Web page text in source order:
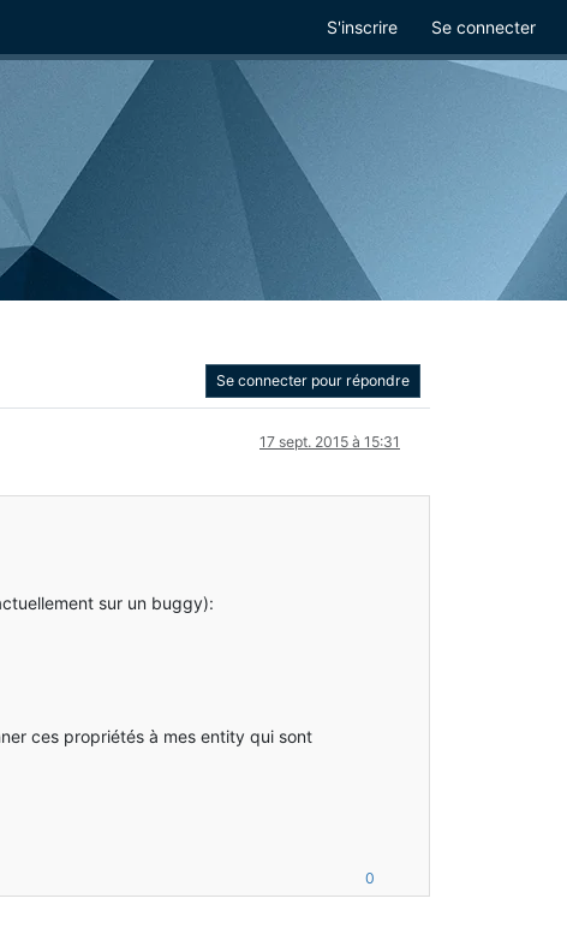
S'inscrire Se connecter
Se connecter pour répondre
17 sept. 2015 à 15:31
sur un buggy):
ces propriétés à mes entity qui sont
0